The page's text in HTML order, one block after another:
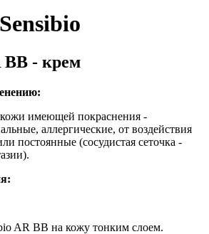
Sensibio
ВВ - крем
кожи имеющей покраснения -
аллергические, от воздействия
постоянные (сосудистая сеточка -
AR BB на кожу тонким слоем.